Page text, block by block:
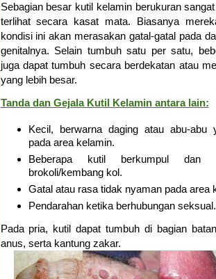
Sebagian besar kutil kelamin berukuran
terlihat secara kasat mata. Biasanya
kondisi ini akan merasakan gatal-gatal pada
genitalnya. Selain tumbuh satu per satu,
juga dapat tumbuh secara berdekatan atau
yang lebih besar.
Tanda dan Gejala Kutil Kelamin antara lain:
Kecil, berwarna daging atau abu-abu
pada area kelamin.
Beberapa kutil berkumpul dan
brokoli/kembang kol.
Gatal atau rasa tidak nyaman pada area
Pendarahan ketika berhubungan seksual.
Pada pria, kutil dapat tumbuh di bagian
anus, serta kantung zakar.